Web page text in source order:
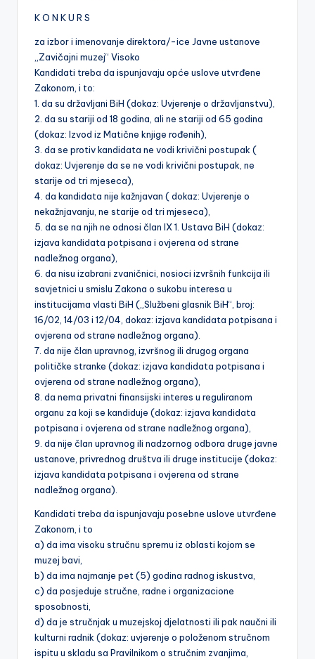
K O N K U R S
za izbor i imenovanje direktora/-ice Javne ustanove
„Zavičajni muzej“ Visoko
Kandidati treba da ispunjavaju opće uslove utvrđene
Zakonom, i to:
1. da su državljani BiH (dokaz: Uvjerenje o državljanstvu),
2. da su stariji od 18 godina, ali ne stariji od 65 godina
(dokaz: Izvod iz Matične knjige rođenih),
3. da se protiv kandidata ne vodi krivični postupak (
dokaz: Uvjerenje da se ne vodi krivični postupak, ne
starije od tri mjeseca),
4. da kandidata nije kažnjavan ( dokaz: Uvjerenje o
nekažnjavanju, ne starije od tri mjeseca),
5. da se na njih ne odnosi član IX 1. Ustava BiH (dokaz:
izjava kandidata potpisana i ovjerena od strane
nadležnog organa),
6. da nisu izabrani zvaničnici, nosioci izvršnih funkcija ili
savjetnici u smislu Zakona o sukobu interesa u
institucijama vlasti BiH („Službeni glasnik BiH“, broj:
16/02, 14/03 i 12/04, dokaz: izjava kandidata potpisana i
ovjerena od strane nadležnog organa).
7. da nije član upravnog, izvršnog ili drugog organa
političke stranke (dokaz: izjava kandidata potpisana i
ovjerena od strane nadležnog organa),
8. da nema privatni finansijski interes u reguliranom
organu za koji se kandiduje (dokaz: izjava kandidata
potpisana i ovjerena od strane nadležnog organa),
9. da nije član upravnog ili nadzornog odbora druge javne
ustanove, privrednog društva ili druge institucije (dokaz:
izjava kandidata potpisana i ovjerena od strane
nadležnog organa).
Kandidati treba da ispunjavaju posebne uslove utvrđene
Zakonom, i to
a) da ima visoku stručnu spremu iz oblasti kojom se
muzej bavi,
b) da ima najmanje pet (5) godina radnog iskustva,
c) da posjeduje stručne, radne i organizacione
sposobnosti,
d) da je stručnjak u muzejskoj djelatnosti ili pak naučni ili
kulturni radnik (dokaz: uvjerenje o položenom stručnom
ispitu u skladu sa Pravilnikom o stručnim zvanjima,